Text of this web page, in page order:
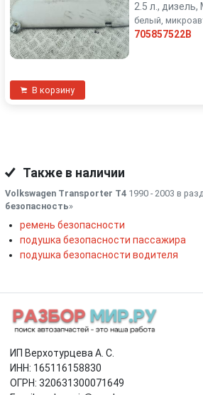
2.5 л.,
белый,
705857522B
В корзину
Также в наличии
Volkswagen Transporter T4 1990 - 2003 в
безопасность»
ремень безопасности
подушка безопасности пассажира
подушка безопасности водителя
ИП Верхотурцева А. С.
ИНН: 165116158830
ОГРН: 320631300071649